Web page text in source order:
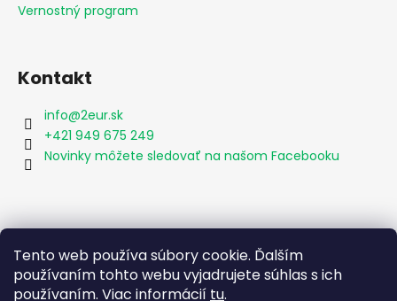
Tento web používa súbory cookie. Ďalším
používaním tohto webu vyjadrujete súhlas s ich
používaním. Viac informácií tu.
Vernostný program
Kontakt
info@2eur.sk
+421 949 675 249
Novinky môžete sledovať na našom Facebooku